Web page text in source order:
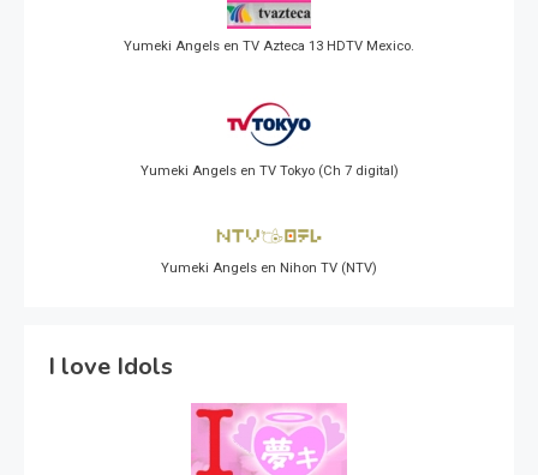
Yumeki Angels en TV Azteca 13 HDTV Mexico.
Yumeki Angels en TV Tokyo (Ch 7 digital)
Yumeki Angels en Nihon TV (NTV)
I love Idols